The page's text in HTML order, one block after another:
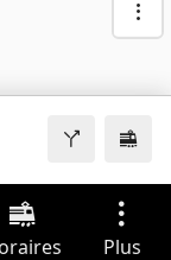
Plus